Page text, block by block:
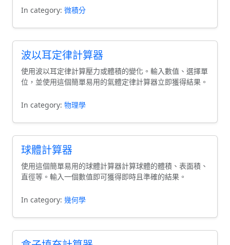
In category: 微積分
波以耳定律計算器
使用波以耳定律計算壓力或體積的變化。輸入數值、選擇單
位，並使用這個簡單易用的氣體定律計算器立即獲得結果。
In category: 物理學
球體計算器
使用這個簡單易用的球體計算器計算球體的體積、表面積、
直徑等。輸入一個數值即可獲得即時且準確的結果。
In category: 幾何學